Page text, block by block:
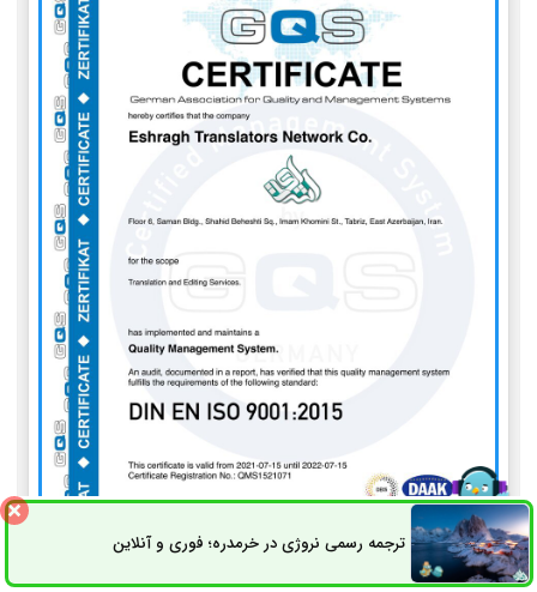
ترجمه رسمی نروژی در خرمدره؛ فوری و آنلاینثبت سفارش راه های ارتباطی